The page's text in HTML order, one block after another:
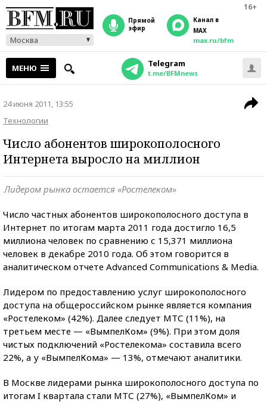
16+
Москва
прямой
эфир
Канал в
MAX
max.ru/bfm
МЕНЮ Telegram
t.me/BFMnews
24 июня 2011, 13:55
Технологии
Число абонентов широкополосного
Интернета выросло на миллион
Лидером рынка остается «Ростелеком»
Число частных абонентов широкополосного доступа в
Интернет по итогам марта 2011 года достигло 16,5
миллиона человек по сравнению с 15,371 миллиона
человек в декабре 2010 года. Об этом говорится в
аналитическом отчете Advanced Communications & Media.
Лидером по предоставлению услуг широкополосного
доступа на общероссийском рынке является компания
«Ростелеком» (42%). Далее следует МТС (11%), на
третьем месте — «ВымпелКом» (9%). При этом доля
чистых подключений «Ростелекома» составила всего
22%, а у «ВымпелКома» — 13%, отмечают аналитики.
В Москве лидерами рынка широкополосного доступа по
итогам I квартала стали МТС (27%), «ВымпелКом» и